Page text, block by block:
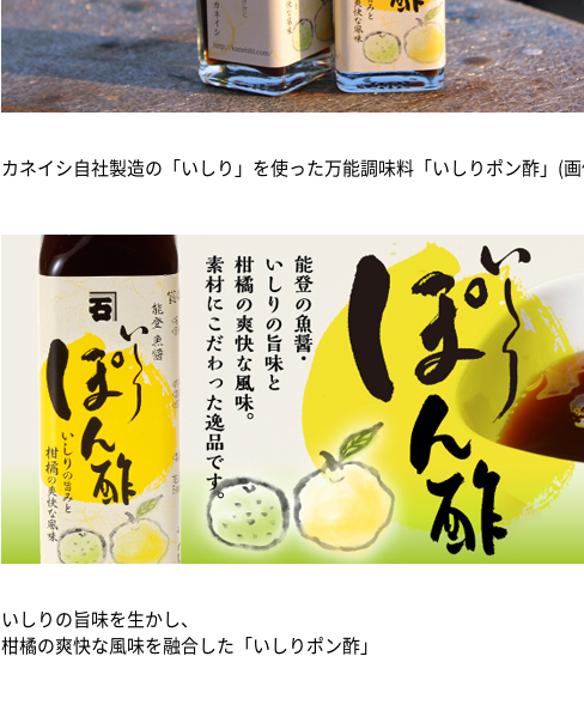
カネイシ自社製造の「いしり」を使った万能調味料「いしりポン酢」(画
いしりの旨味を生かし、
柑橘の爽快な風味を融合した「いしりポン酢」